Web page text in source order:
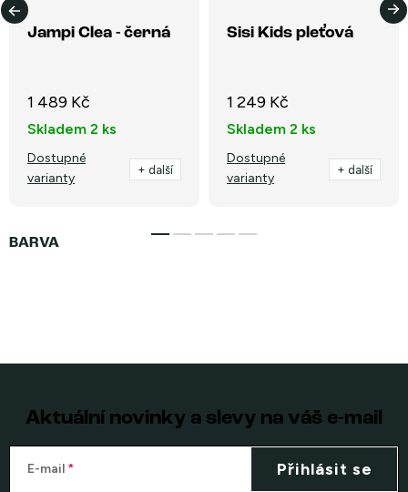
Jampi Clea - černá
1 489 Kč
Skladem 2 ks
Dostupné
varianty
+ další
Sisi Kids pleťová
1 249 Kč
Skladem 2 ks
Dostupné
varianty
+ další
Aktuální novinky a slevy na váš e-mail
E-mail Přihlásit se